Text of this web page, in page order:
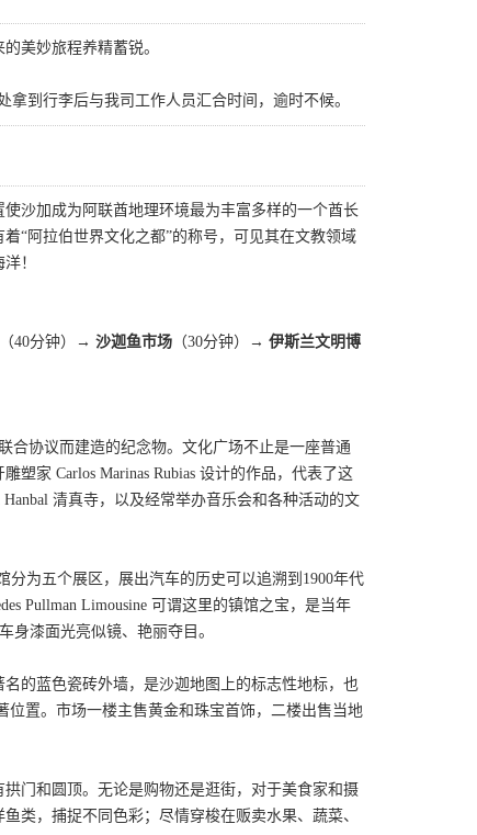
美妙旅程养精蓄锐。
拿到行李后与我司工作人员汇合时间，逾时不候。
沙加成为阿联酋地理环境最为丰富多样的一个酋长
“阿拉伯世界文化之都”的称号，可见其在文教领域
！
（40分钟） → 沙迦鱼市场 （30分钟）
→ 伊斯兰文明博
合协议而建造的纪念物。文化广场不止是一座普通
塑家 Carlos Marinas Rubias 设计的作品，代表了这
清真寺，以及经常举办音乐会和各种活动的文
为五个展区，展出汽车的历史可以追溯到1900年代
Pullman Limousine 可谓这里的镇馆之宝，是当年
身漆面光亮似镜、艳丽夺目。
的蓝色瓷砖外墙，是沙迦地图上的标志性地标，也
置。市场一楼主售黄金和珠宝首饰，二楼出售当地
门和圆顶。无论是购物还是逛街，对于美食家和摄
类，捕捉不同色彩；尽情穿梭在贩卖水果、蔬菜、